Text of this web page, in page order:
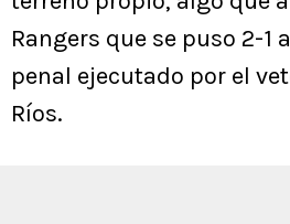
Rangers que se puso 2-1
penal ejecutado por el
Ríos.